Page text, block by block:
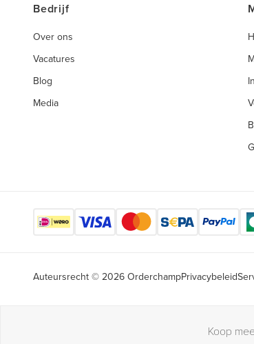
Bedrijf
Over ons
Vacatures
Blog
Media
Auteursrecht © 2026 OrderchampPrivacybeleid
Koop